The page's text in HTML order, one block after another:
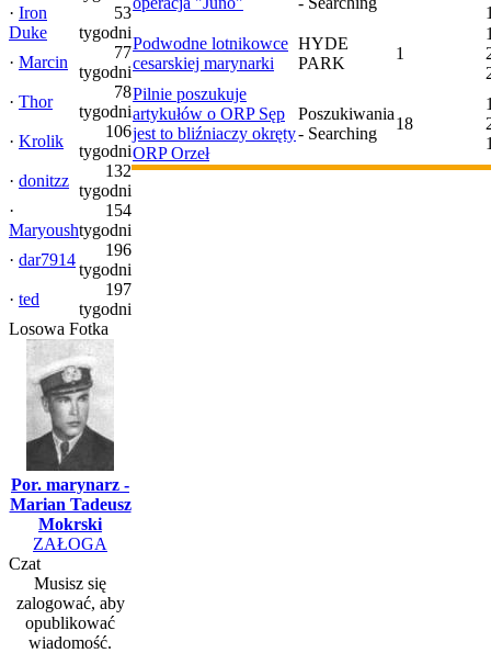
· Iron
Duke
53
tygodni
· Marcin
77
tygodni
· Thor
78
tygodni
· Krolik
106
tygodni
· donitzz
132
tygodni
·
Maryoush
154
tygodni
· dar7914
196
tygodni
· ted
197
tygodni
Losowa Fotka
Por. marynarz -
Marian Tadeusz
Mokrski
ZAŁOGA
Czat
Musisz się
zalogować, aby
opublikować
wiadomość.
Podwodne lotnikowce
cesarskiej marynarki
HYDE
PARK
1
Pilnie poszukuje
artykułów o ORP Sęp
jest to bliźniaczy okręty
ORP Orzeł
Poszukiwania
- Searching
18